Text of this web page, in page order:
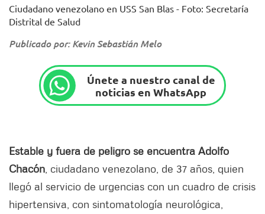
Ciudadano venezolano en USS San Blas - Foto: Secretaría
Distrital de Salud
Publicado por: Kevin Sebastián Melo
Únete a nuestro canal de
noticias en WhatsApp
Estable y fuera de peligro se encuentra Adolfo
Chacón , ciudadano venezolano, de 37 años, quien
llegó al servicio de urgencias con un cuadro de crisis
hipertensiva, con sintomatología neurológica,